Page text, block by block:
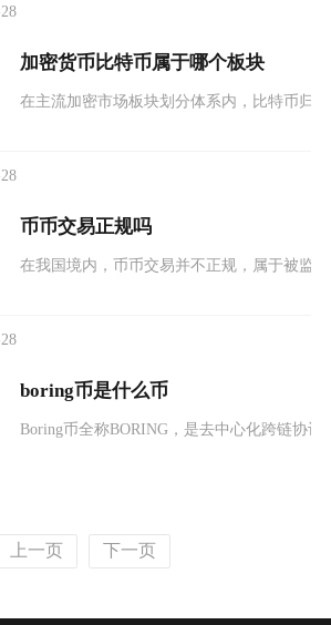
加密货币比特币属于哪个板块
在主流加密市场板块划分体系内，比特币归
币币交易正规吗
在我国境内，币币交易并不正规，属于被监
boring币是什么币
Boring币全称BORING，是去中心化跨链协
上一页 下一页